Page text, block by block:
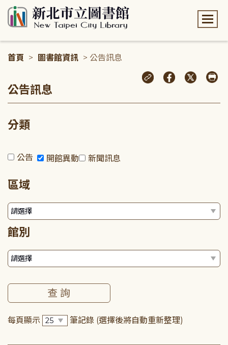
首頁 > 圖書館資訊 > 公告訊息
公告訊息
分類
公告 開館異動 新聞訊息
區域
館別
每頁顯示 筆記錄 (選擇後將自動重新整理)